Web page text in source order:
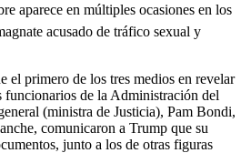
aparece en múltiples ocasiones en los
acusado de tráfico sexual y
el primero de los tres medios en revelar
funcionarios de la Administración del
(ministra de Justicia), Pam Bondi,
comunicaron a Trump que su
junto a los de otras figuras